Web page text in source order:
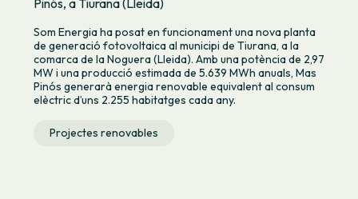
Pinós, a Tiurana (Lleida)
Som Energia ha posat en funcionament una nova planta
de generació fotovoltaica al municipi de Tiurana, a la
comarca de la Noguera (Lleida). Amb una potència de 2,97
MW i una producció estimada de 5.639 MWh anuals, Mas
Pinós generarà energia renovable equivalent al consum
elèctric d’uns 2.255 habitatges cada any.
Projectes renovables